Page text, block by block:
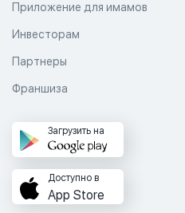
Приложение для имамов
Инвесторам
Партнеры
Франшиза
Загрузить на
Доступно в
App Store